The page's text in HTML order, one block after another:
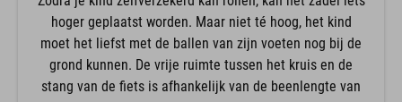
hoger geplaatst worden. Maar niet té hoog, het kind
moet het liefst met de ballen van zijn voeten nog bij de
grond kunnen. De vrije ruimte tussen het kruis en de
stang van de fiets is afhankelijk van de beenlengte van
je kind en van de vorm van het frame. Hoe lager de